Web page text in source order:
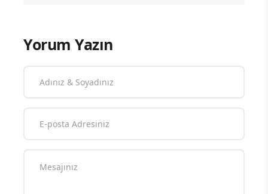
Yorum Yazın